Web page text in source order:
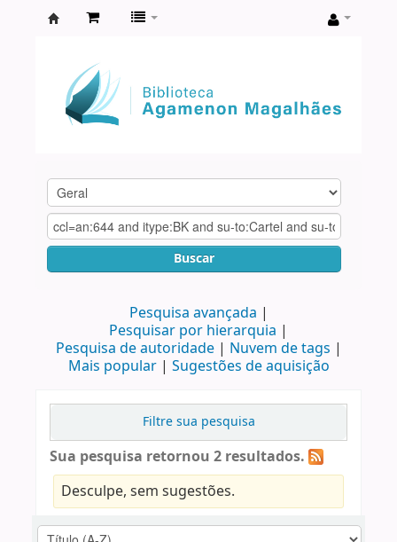
Agamenon
Magalhães
Buscar
Pesquisa avançada
Pesquisar por hierarquia
Pesquisa de autoridade
Nuvem de tags
Mais popular
Sugestões de aquisição
Filtre sua pesquisa
Sua pesquisa retornou 2 resultados.
Desculpe, sem sugestões.